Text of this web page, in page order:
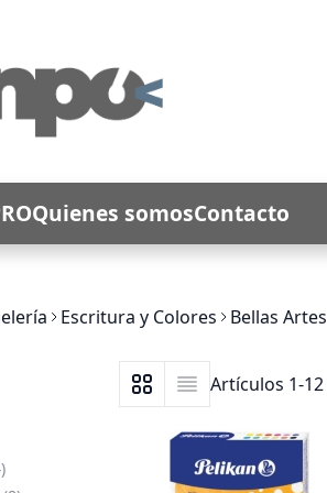
Quienes somosContacto
Escritura y Colores Bellas Artes
Ver como
ParrillaLista
Artículos 1-12